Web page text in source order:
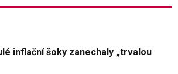
inflační šoky zanechaly „trvalou